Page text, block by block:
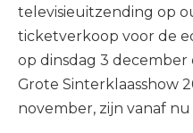
televisieuitzending op
ticketverkoop voor de
op dinsdag 3 december
Grote Sinterklaasshow
november, zijn vanaf